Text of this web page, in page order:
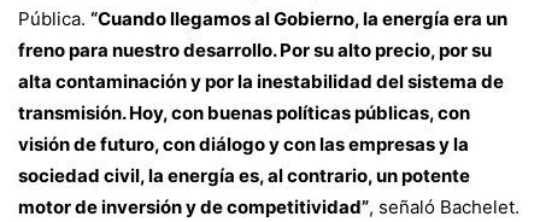
Pública. “Cuando llegamos al Gobierno, la energía era un
freno para nuestro desarrollo. Por su alto precio, por su
alta contaminación y por la inestabilidad del sistema de
transmisión. Hoy, con buenas políticas públicas, con
visión de futuro, con diálogo y con las empresas y la
sociedad civil, la energía es, al contrario, un potente
motor de inversión y de competitividad”, señaló Bachelet.